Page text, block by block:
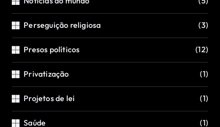
Perseguição religiosa (3)
Presos políticos (12)
Privatização (1)
Projetos de lei (1)
Saúde (1)